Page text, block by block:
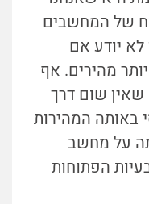
של המחשבים
יודע אם
מהירים. אף
שאין שום דרך
המהירות
על מחשב
הפתוחות